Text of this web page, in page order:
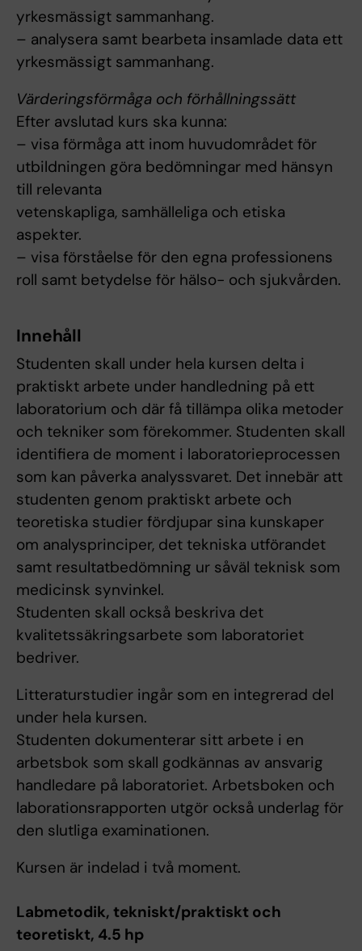
yrkesmässigt sammanhang.
– analysera samt bearbeta insamlade data ett
yrkesmässigt sammanhang.
Värderingsförmåga och förhållningssätt
Efter avslutad kurs ska kunna:
– visa förmåga att inom huvudområdet för
utbildningen göra bedömningar med hänsyn
till relevanta
vetenskapliga, samhälleliga och etiska
aspekter.
– visa förståelse för den egna professionens
roll samt betydelse för hälso- och sjukvården.
Innehåll
Studenten skall under hela kursen delta i
praktiskt arbete under handledning på ett
laboratorium och där få tillämpa olika metoder
och tekniker som förekommer. Studenten skall
identifiera de moment i laboratorieprocessen
som kan påverka analyssvaret. Det innebär att
studenten genom praktiskt arbete och
teoretiska studier fördjupar sina kunskaper
om analysprinciper, det tekniska utförandet
samt resultatbedömning ur såväl teknisk som
medicinsk synvinkel.
Studenten skall också beskriva det
kvalitetssäkringsarbete som laboratoriet
bedriver.
Litteraturstudier ingår som en integrerad del
under hela kursen.
Studenten dokumenterar sitt arbete i en
arbetsbok som skall godkännas av ansvarig
handledare på laboratoriet. Arbetsboken och
laborationsrapporten utgör också underlag för
den slutliga examinationen.
Kursen är indelad i två moment.
Labmetodik, tekniskt/praktiskt och
teoretiskt, 4.5 hp